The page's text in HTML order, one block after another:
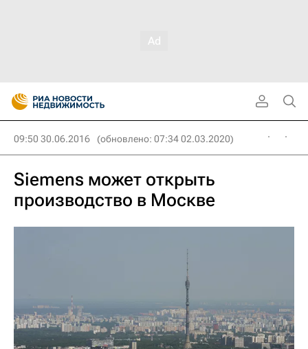
09:50 30.06.2016 (обновлено: 07:34 02.03.2020)
Siemens может открыть
производство в Москве